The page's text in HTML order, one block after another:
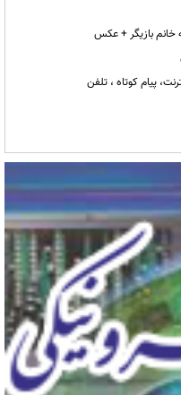
خانم بازیگر + عکس
پیام کوتاه ، تلفن